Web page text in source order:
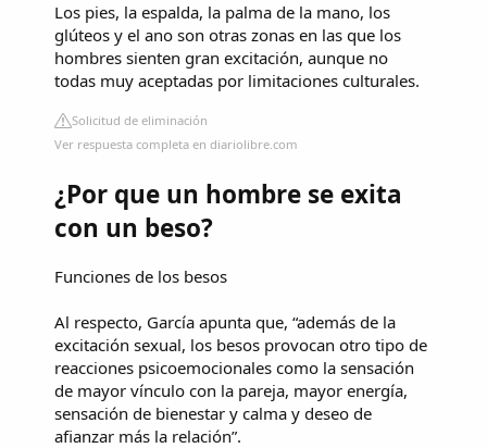
Los pies, la espalda, la palma de la mano, los
glúteos y el ano son otras zonas en las que los
hombres sienten gran excitación, aunque no
todas muy aceptadas por limitaciones culturales.
Solicitud de eliminación
Ver respuesta completa en diariolibre.com
¿Por que un hombre se exita
con un beso?
Funciones de los besos
Al respecto, García apunta que, “además de la
excitación sexual, los besos provocan otro tipo de
reacciones psicoemocionales como la sensación
de mayor vínculo con la pareja, mayor energía,
sensación de bienestar y calma y deseo de
afianzar más la relación”.